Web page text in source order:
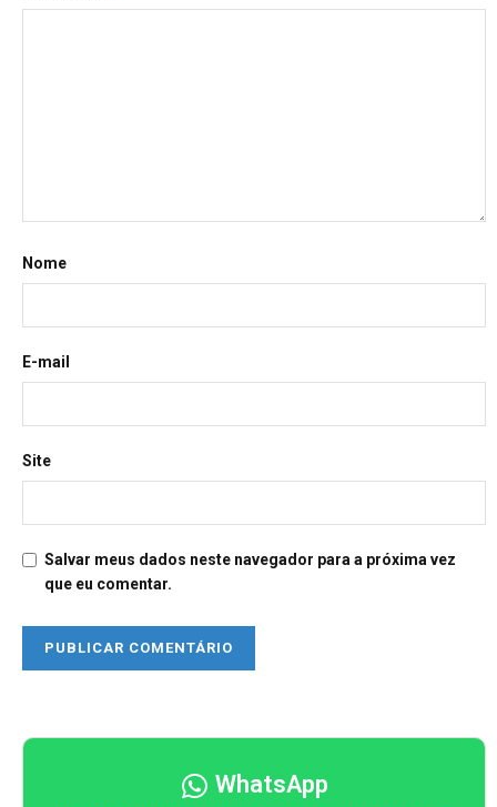
Nome
E-mail
Site
Salvar meus dados neste navegador para a próxima vez
que eu comentar.
WhatsApp